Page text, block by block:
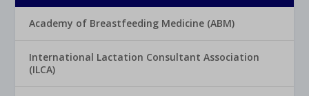
Academy of Breastfeeding Medicine (ABM)
International Lactation Consultant Association
(ILCA)